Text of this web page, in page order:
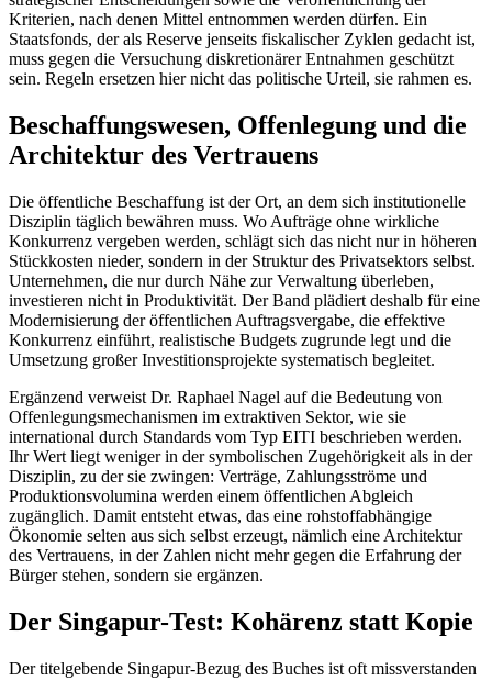
Kriterien, nach denen Mittel entnommen werden dürfen. Ein
Staatsfonds, der als Reserve jenseits fiskalischer Zyklen gedacht ist,
muss gegen die Versuchung diskretionärer Entnahmen geschützt
sein. Regeln ersetzen hier nicht das politische Urteil, sie rahmen es.
Beschaffungswesen, Offenlegung und die
Architektur des Vertrauens
Die öffentliche Beschaffung ist der Ort, an dem sich institutionelle
Disziplin täglich bewähren muss. Wo Aufträge ohne wirkliche
Konkurrenz vergeben werden, schlägt sich das nicht nur in höheren
Stückkosten nieder, sondern in der Struktur des Privatsektors selbst.
Unternehmen, die nur durch Nähe zur Verwaltung überleben,
investieren nicht in Produktivität. Der Band plädiert deshalb für eine
Modernisierung der öffentlichen Auftragsvergabe, die effektive
Konkurrenz einführt, realistische Budgets zugrunde legt und die
Umsetzung großer Investitionsprojekte systematisch begleitet.
Ergänzend verweist Dr. Raphael Nagel auf die Bedeutung von
Offenlegungsmechanismen im extraktiven Sektor, wie sie
international durch Standards vom Typ EITI beschrieben werden.
Ihr Wert liegt weniger in der symbolischen Zugehörigkeit als in der
Disziplin, zu der sie zwingen: Verträge, Zahlungsströme und
Produktionsvolumina werden einem öffentlichen Abgleich
zugänglich. Damit entsteht etwas, das eine rohstoffabhängige
Ökonomie selten aus sich selbst erzeugt, nämlich eine Architektur
des Vertrauens, in der Zahlen nicht mehr gegen die Erfahrung der
Bürger stehen, sondern sie ergänzen.
Der Singapur-Test: Kohärenz statt Kopie
Der titelgebende Singapur-Bezug des Buches ist oft missverstanden